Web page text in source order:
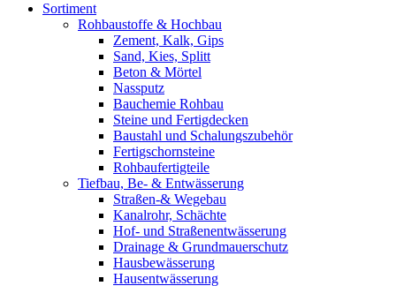
Sortiment
Rohbaustoffe & Hochbau
Zement, Kalk, Gips
Sand, Kies, Splitt
Beton & Mörtel
Nassputz
Bauchemie Rohbau
Steine und Fertigdecken
Baustahl und Schalungszubehör
Fertigschornsteine
Rohbaufertigteile
Tiefbau, Be- & Entwässerung
Straßen-& Wegebau
Kanalrohr, Schächte
Hof- und Straßenentwässerung
Drainage & Grundmauerschutz
Hausbewässerung
Hausentwässerung